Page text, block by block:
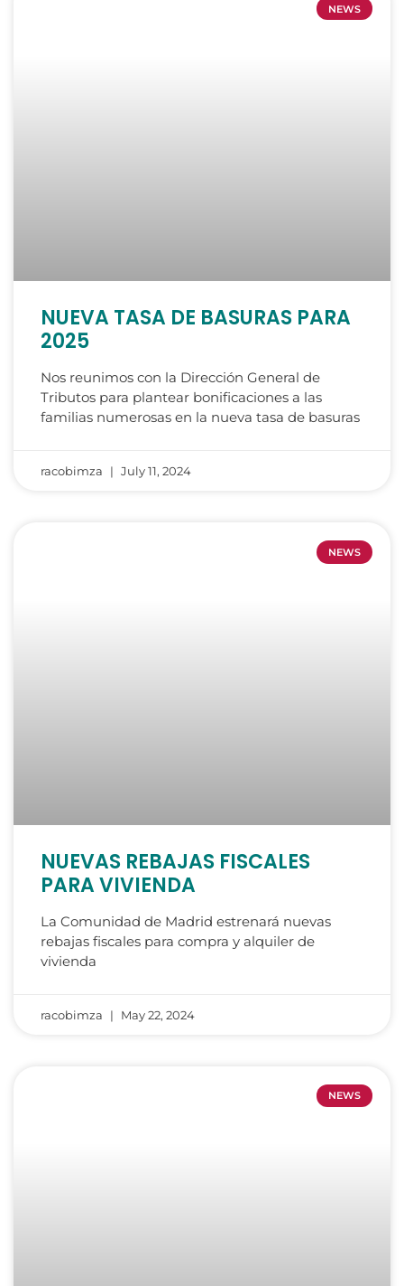
NEWS
NUEVA TASA DE BASURAS PARA
2025
Nos reunimos con la Dirección General de
Tributos para plantear bonificaciones a las
familias numerosas en la nueva tasa de basuras
racobimza July 11, 2024
NEWS
NUEVAS REBAJAS FISCALES
PARA VIVIENDA
La Comunidad de Madrid estrenará nuevas
rebajas fiscales para compra y alquiler de
vivienda
racobimza May 22, 2024
NEWS